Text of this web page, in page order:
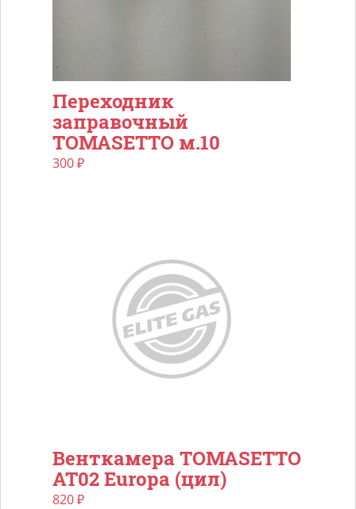
Переходник
заправочный
TOMASETTO м.10
300₽
Венткамера TOMASETTO
AT02 Europa (цил)
820₽